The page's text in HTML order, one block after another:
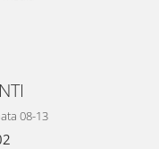
08-13